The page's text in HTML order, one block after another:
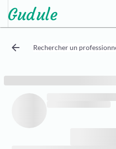
arrow_back Rechercher un